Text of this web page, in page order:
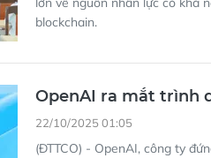
blockchain.
OpenAI ra mắt trình
22/10/2025 01:05
(ĐTTCO) - OpenAI, công ty